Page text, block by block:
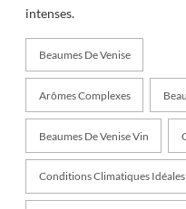
intenses.
Beaumes De Venise
Arômes Complexes
Beaumes De Venise Vin
Conditions Climatiques Idéales